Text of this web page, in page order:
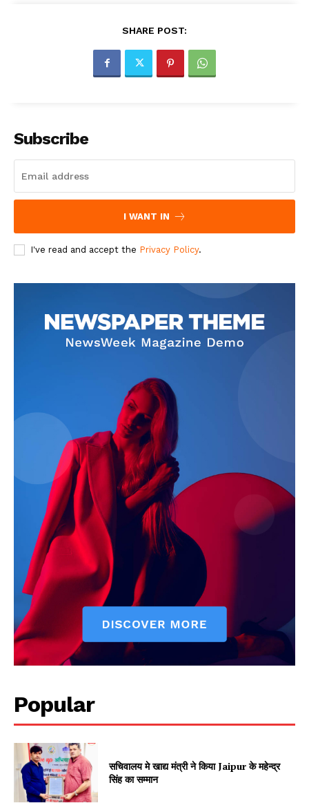
SHARE POST:
Subscribe
I WANT IN
I've read and accept the Privacy Policy.
Popular
सचिवालय मे खाद्य मंत्री ने किया Jaipur के महेन्द्र
सिंह का सम्मान